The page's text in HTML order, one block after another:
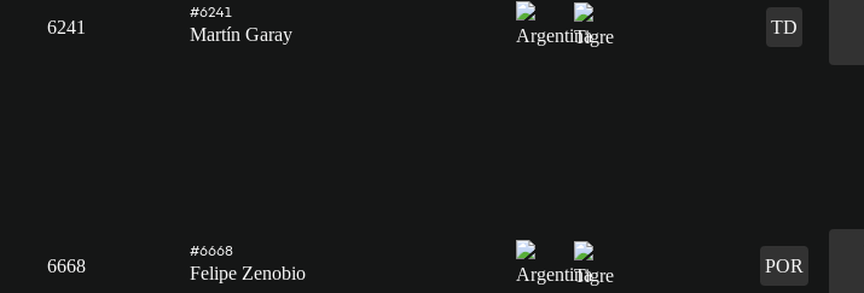
6241
#6241
Martín Garay TD
6668
#6668
Felipe Zenobio POR